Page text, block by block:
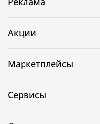
Акции
Маркетплейсы
Сервисы